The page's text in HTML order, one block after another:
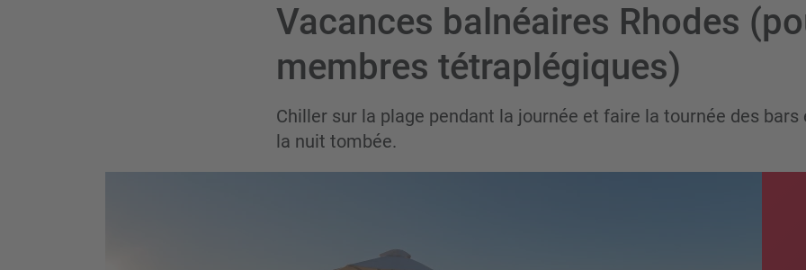
Vacances balnéaires Rhodes
membres tétraplégiques)
Chiller sur la plage pendant la journée et faire la tournée des bars
la nuit tombée.